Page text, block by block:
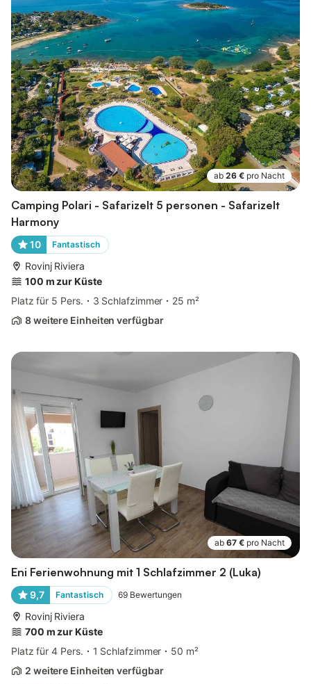
ab 26 € pro Nacht
Camping Polari - Safarizelt 5 personen - Safarizelt
Harmony
10 Fantastisch
Rovinj Riviera
100 m zur Küste
Platz für 5 Pers.
3 Schlafzimmer
25 m²
8 weitere Einheiten verfügbar
ab 67 € pro Nacht
Eni Ferienwohnung mit 1 Schlafzimmer 2 (Luka)
9,7 Fantastisch 69 Bewertungen
Rovinj Riviera
700 m zur Küste
Platz für 4 Pers.
1 Schlafzimmer
50 m²
2 weitere Einheiten verfügbar